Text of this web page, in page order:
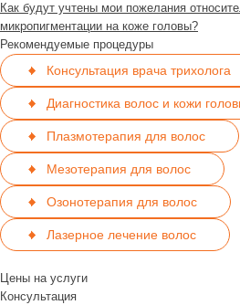
Как будут учтены мои пожелания
микропигментации на коже головы?
Рекомендуемые процедуры
Консультация врача трихолога
Диагностика волос и кожи
Плазмотерапия для волос
Мезотерапия для волос
Озонотерапия для волос
Лазерное лечение волос
Цены на услуги
Консультация